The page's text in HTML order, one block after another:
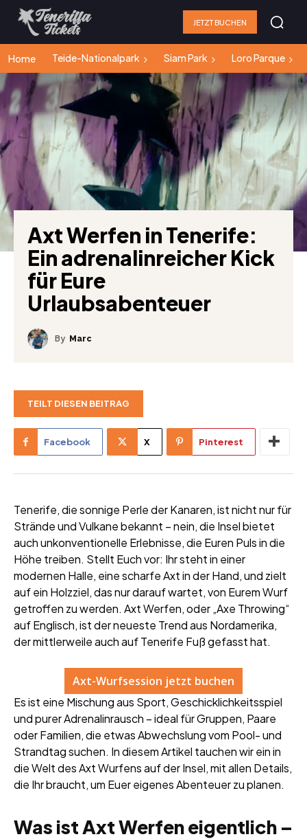
JETZT BUCHEN
Home Teide-Nationalpark Siam Park Loro Parque
Axt Werfen in Tenerife:
Ein adrenalinreicher Kick
für Eure
Urlaubsabenteuer
By Marc
TEILT DIESEN BEITRAG
Facebook X Pinterest
Tenerife, die sonnige Perle der Kanaren, ist nicht nur für
Strände und Vulkane bekannt – nein, die Insel bietet
auch unkonventionelle Erlebnisse, die Euren Puls in die
Höhe treiben. Stellt Euch vor: Ihr steht in einer
modernen Halle, eine scharfe Axt in der Hand, und zielt
auf ein Holzziel, das nur darauf wartet, von Eurem Wurf
getroffen zu werden. Axt Werfen, oder „Axe Throwing“
auf Englisch, ist der neueste Trend aus Nordamerika,
der mittlerweile auch auf Tenerife Fuß gefasst hat.
Axt-Wurfsession jetzt buchen
Es ist eine Mischung aus Sport, Geschicklichkeitsspiel
und purer Adrenalinrausch – ideal für Gruppen, Paare
oder Familien, die etwas Abwechslung vom Pool- und
Strandtag suchen. In diesem Artikel tauchen wir ein in
die Welt des Axt Wurfens auf der Insel, mit allen Details,
die Ihr braucht, um Euer eigenes Abenteuer zu planen.
Was ist Axt Werfen eigentlich –